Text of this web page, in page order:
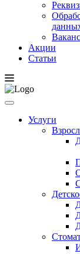
Акции
Статьи
Услуги